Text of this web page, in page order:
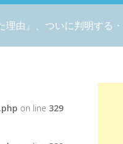
理由』、ついに判明する
on line 329